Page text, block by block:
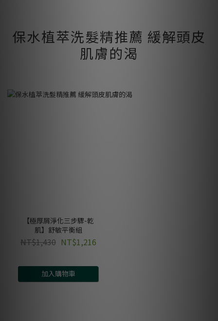
保水植萃洗髮精推薦 緩解頭皮
肌膚的渴
【極厚屑淨化三步驟-乾
肌】舒敏平衡組
NT$1,216
NT$1,430
加入購物車